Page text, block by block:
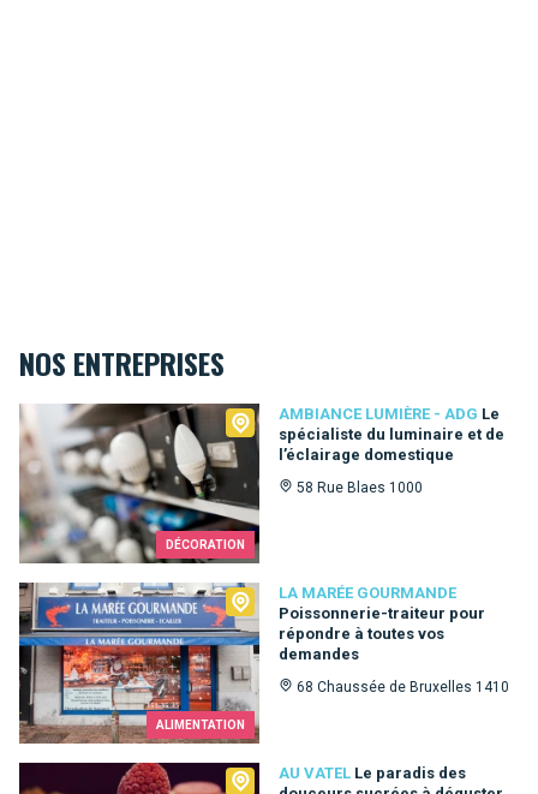
NOS ENTREPRISES
DÉCORATION
AMBIANCE LUMIÈRE - ADG Le
spécialiste du luminaire et de
l’éclairage domestique
58 Rue Blaes 1000
Ambiance Lumière - ADG
ALIMENTATION
LA MARÉE GOURMANDE
Poissonnerie-traiteur pour
répondre à toutes vos
demandes
68 Chaussée de Bruxelles 1410
La Marée Gourmande
AU VATEL Le paradis des